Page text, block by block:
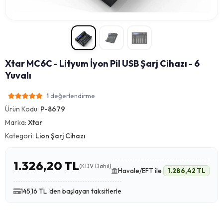
Xtar MC6C - Lityum İyon Pil USB Şarj Cihazı - 6
Yuvalı
1 değerlendirme
Ürün Kodu: P-8679
Marka: Xtar
Kategori: Lion Şarj Cihazı
1.326,20 TL(KDV Dahil)
Havale/EFT ile 1.286,42 TL
145,16 TL 'den başlayan taksitlerle